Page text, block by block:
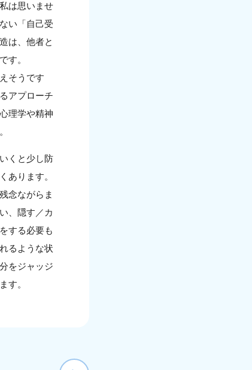
は思いませ
い「自己受
は、他者と
す。
そうです
アプローチ
理学や精神
くと少し防
あります。
念ながらま
、隠す／カ
する必要も
るような状
をジャッジ
す。